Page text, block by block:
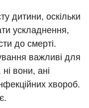
дитини, оскільки
ускладнення,
до смерті.
важливі для
вони, ані
хвороб.